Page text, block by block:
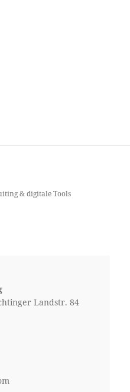
& digitale Tools
Landstr. 84